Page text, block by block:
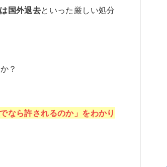
国外退去といった厳しい処分
？
なら許されるのか」をわかり